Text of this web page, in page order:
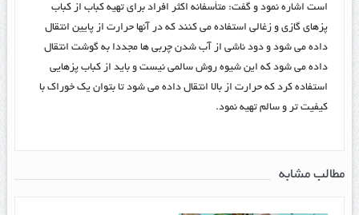
است اشاره نمود و گفت: متأسفانه اکثر افراد برای تهیه کباب از کباب
پزهای گازی و زغالی استفاده می کنند که در آنها حرارت از پایین انتقال
داده می شود و دود ناشی از آب شدن چربی ها مجددا به گوشت انتقال
داده می شود که این شیوه روش سالمی نیست و باید از کباب پزهایی
استفاده کرد که حرارت از بالا انتقال داده می شود تا بتوان یک خوراک با
کیفیت تر و سالم تهیه نمود.
مطالب مشابه